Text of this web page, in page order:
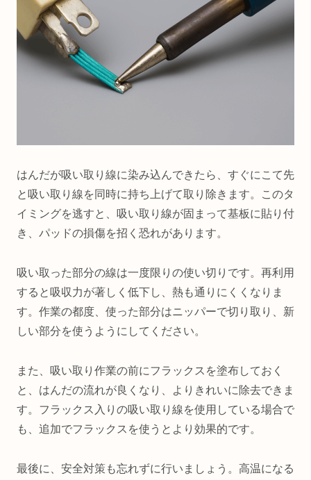
はんだが吸い取り線に染み込んできたら、すぐにこて先
と吸い取り線を同時に持ち上げて取り除きます。このタ
イミングを逃すと、吸い取り線が固まって基板に貼り付
き、パッドの損傷を招く恐れがあります。
吸い取った部分の線は一度限りの使い切りです。再利用
すると吸収力が著しく低下し、熱も通りにくくなりま
す。作業の都度、使った部分はニッパーで切り取り、新
しい部分を使うようにしてください。
また、吸い取り作業の前にフラックスを塗布しておく
と、はんだの流れが良くなり、よりきれいに除去できま
す。フラックス入りの吸い取り線を使用している場合で
も、追加でフラックスを使うとより効果的です。
最後に、安全対策も忘れずに行いましょう。高温になる